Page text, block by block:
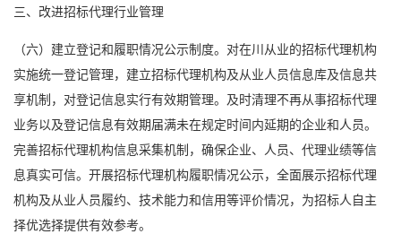
三、改进招标代理行业管理
（六）建立登记和履职情况公示制度。对在川从业的招标代理机构
实施统一登记管理，建立招标代理机构及从业人员信息库及信息共
享机制，对登记信息实行有效期管理。及时清理不再从事招标代理
业务以及登记信息有效期届满未在规定时间内延期的企业和人员。
完善招标代理机构信息采集机制，确保企业、人员、代理业绩等信
息真实可信。开展招标代理机构履职情况公示，全面展示招标代理
机构及从业人员履约、技术能力和信用等评价情况，为招标人自主
择优选择提供有效参考。